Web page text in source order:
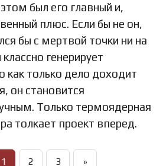
был его главный и,
плюс. Если бы не он,
бы с мертвой точки ни на
генерирует
как только дело доходит
он становится
Только термоядерная
толкает проект вперед.
1 2 3 »